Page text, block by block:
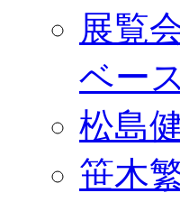
展覧
ベース
松島
笹木